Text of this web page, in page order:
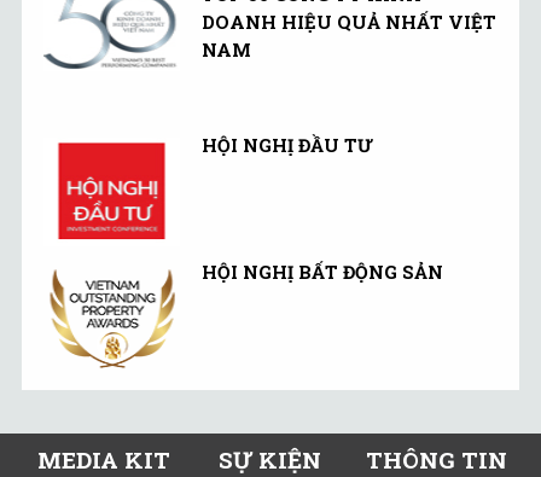
DOANH HIỆU QUẢ NHẤT VIỆT
NAM
HỘI NGHỊ ĐẦU TƯ
HỘI NGHỊ BẤT ĐỘNG SẢN
MEDIA KIT SỰ KIỆN
THÔNG TIN